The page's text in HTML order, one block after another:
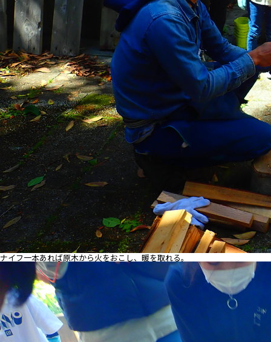
ナイフ一本あれば原木から火をおこし、暖を取れる。